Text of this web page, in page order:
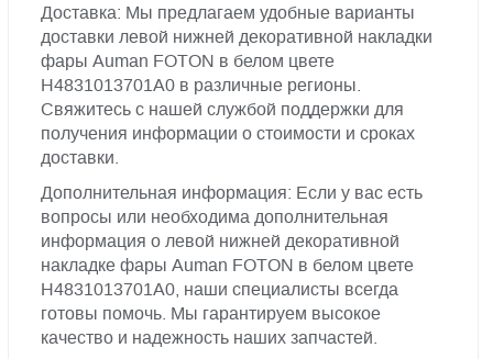
Доставка: Мы предлагаем удобные варианты
доставки левой нижней декоративной накладки
фары Auman FOTON в белом цвете
H4831013701A0 в различные регионы.
Свяжитесь с нашей службой поддержки для
получения информации о стоимости и сроках
доставки.
Дополнительная информация: Если у вас есть
вопросы или необходима дополнительная
информация о левой нижней декоративной
накладке фары Auman FOTON в белом цвете
H4831013701A0, наши специалисты всегда
готовы помочь. Мы гарантируем высокое
качество и надежность наших запчастей.